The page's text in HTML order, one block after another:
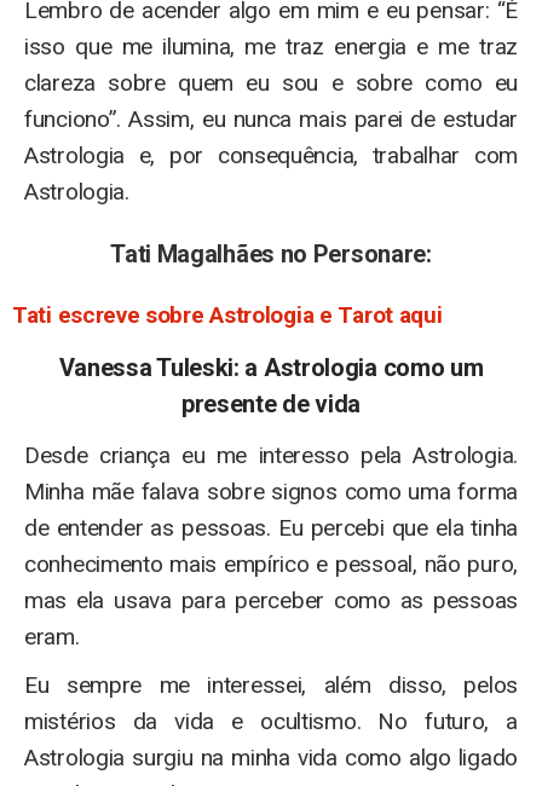
Lembro de acender algo em mim e eu pensar: “É
isso que me ilumina, me traz energia e me traz
clareza sobre quem eu sou e sobre como eu
funciono”. Assim, eu nunca mais parei de estudar
Astrologia e, por consequência, trabalhar com
Astrologia.
Tati Magalhães no Personare:
Tati escreve sobre Astrologia e Tarot aqui
Vanessa Tuleski: a Astrologia como um
presente de vida
Desde criança eu me interesso pela Astrologia.
Minha mãe falava sobre signos como uma forma
de entender as pessoas. Eu percebi que ela tinha
conhecimento mais empírico e pessoal, não puro,
mas ela usava para perceber como as pessoas
eram.
Eu sempre me interessei, além disso, pelos
mistérios da vida e ocultismo. No futuro, a
Astrologia surgiu na minha vida como algo ligado